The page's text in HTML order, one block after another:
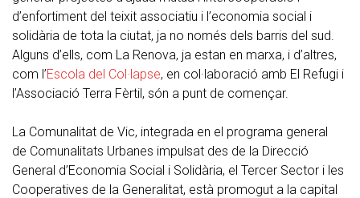
d’enfortiment del teixit associatiu i l’economia social i
solidària de tota la ciutat, ja no només dels barris del sud.
Alguns d’ells, com La Renova, ja estan en marxa, i d’altres,
com l’Escola del Col·lapse, en col·laboració amb El Refugi i
l’Associació Terra Fèrtil, són a punt de començar.
La Comunalitat de Vic, integrada en el programa general
de Comunalitats Urbanes impulsat des de la Direcció
General d’Economia Social i Solidària, el Tercer Sector i les
Cooperatives de la Generalitat, està promogut a la capital